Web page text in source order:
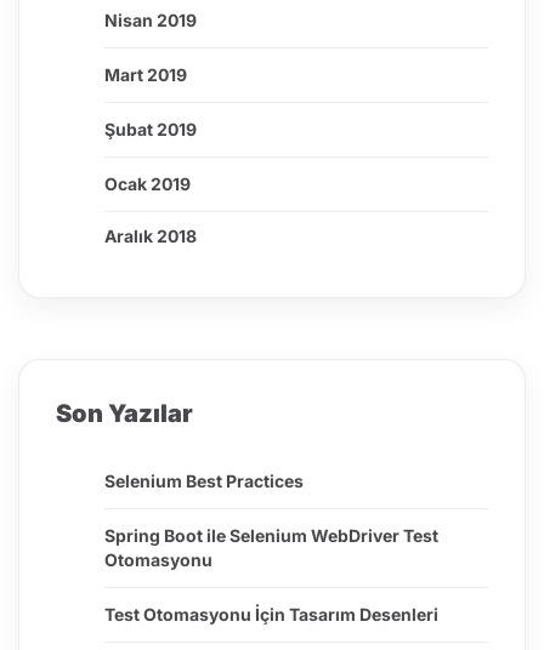
Nisan 2019
Mart 2019
Şubat 2019
Ocak 2019
Aralık 2018
Son Yazılar
Selenium Best Practices
Spring Boot ile Selenium WebDriver Test
Otomasyonu
Test Otomasyonu İçin Tasarım Desenleri